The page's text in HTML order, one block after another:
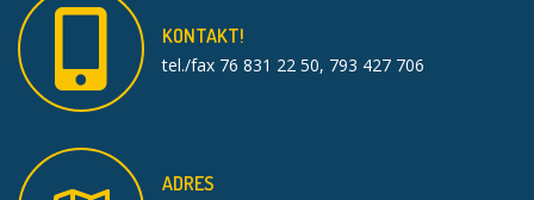
KONTAKT!
tel./fax 76 831 22 50, 793 427 706
ADRES